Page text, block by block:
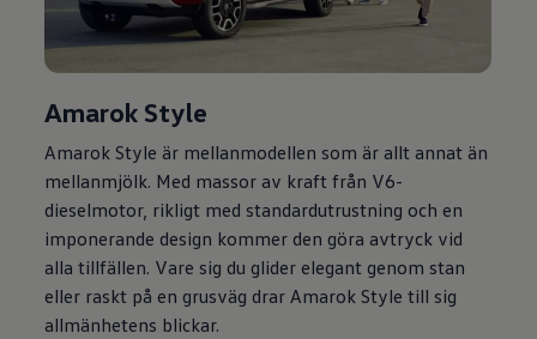
Amarok Style
Amarok Style är mellanmodellen som är allt annat än
mellanmjölk. Med massor av kraft från V6-
dieselmotor, rikligt med standardutrustning och en
imponerande design kommer den göra avtryck vid
alla tillfällen. Vare sig du glider elegant genom stan
eller raskt på en grusväg drar Amarok Style till sig
allmänhetens blickar.